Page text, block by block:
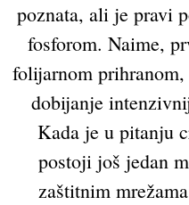
poznata, ali je pravi
fosforom. Naime,
folijarnom
dobijanje
Kada je u pitanju
postoji još jedan
zaštitnim